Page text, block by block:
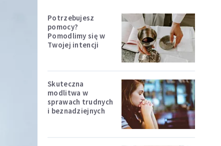
Potrzebujesz
pomocy?
Pomodlimy się w
Twojej intencji
Skuteczna
modlitwa w
sprawach trudnych
i beznadziejnych